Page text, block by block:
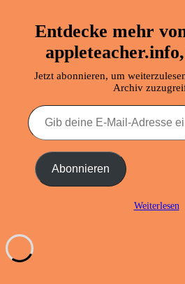
Entdecke mehr
Jetzt abonnieren, um
Archiv
Gib
deine
E-
Adresse
ein ... Abonnieren
Weiterlesen